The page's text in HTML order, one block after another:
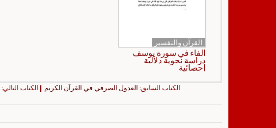
القرآن والتفسير
الفاء في سورة يوسف
دراسة نحوية دلالية
إحصائية
الكتاب السابق: العدول الصرفي في القرآن الكريم || الكتاب التالي: